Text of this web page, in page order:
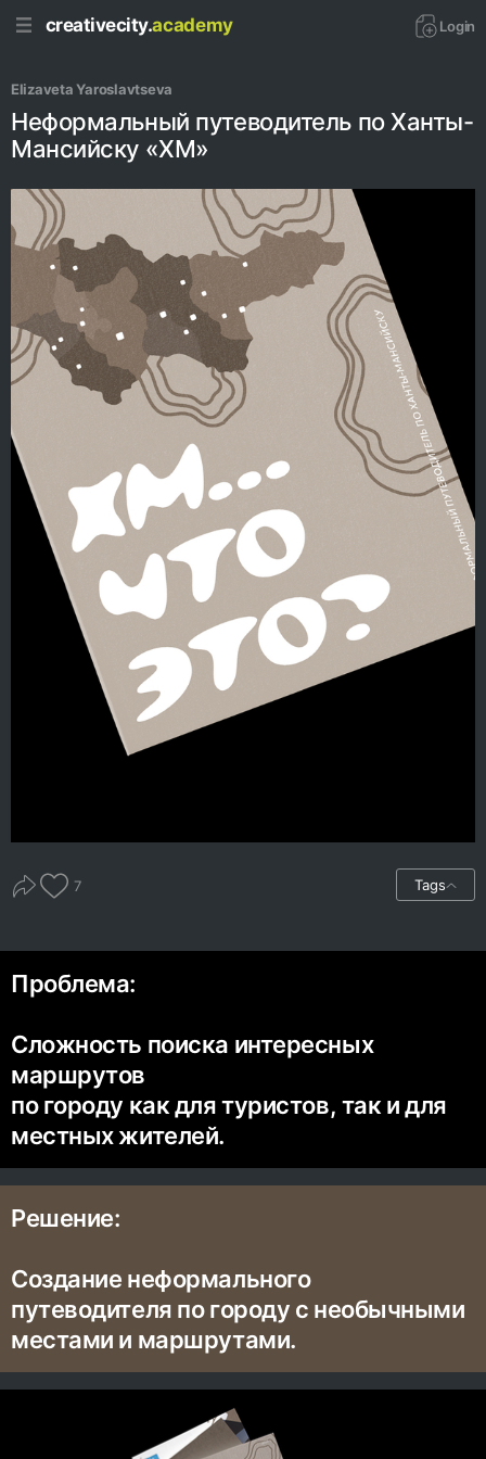
creativecity.academy Login
Elizaveta Yaroslavtseva
Неформальный путеводитель по Ханты-
Мансийску «ХМ»
7 Tags
Проблема:
Сложность поиска интересных
маршрутов
по городу как для туристов, так и для
местных жителей.
Решение:
Создание неформального
путеводителя по городу с необычными
местами и маршрутами.